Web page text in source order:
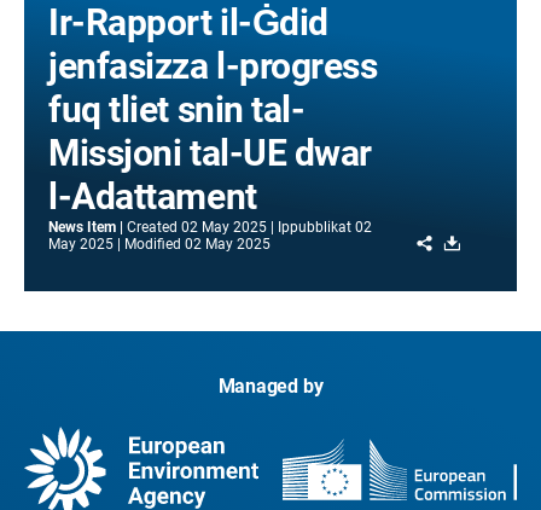
Ir-Rapport il-Ġdid
jenfasizza l-progress
fuq tliet snin tal-
Missjoni tal-UE dwar
l-Adattament
News Item Created 02 May 2025 Ippubblikat 02
May 2025
Modified 02 May 2025 Share
Managed by